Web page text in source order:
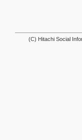
(C) Hitachi Social